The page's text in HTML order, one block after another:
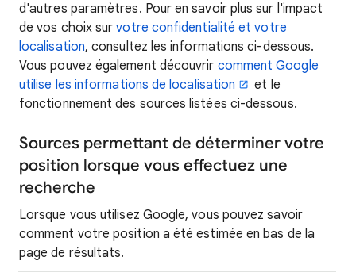
d'autres paramètres. Pour en savoir plus sur l'impact
de vos choix survotre confidentialité et votre
localisation, consultez les informations ci-dessous.
Vous pouvez également découvrir comment Google
utilise les informations de localisation
et le
fonctionnement des sources listées ci-dessous.
Sources permettant de déterminer votre
position lorsque vous effectuez une
recherche
Lorsque vous utilisez Google, vous pouvez savoir
comment votre position a été estimée en bas de la
page de résultats.